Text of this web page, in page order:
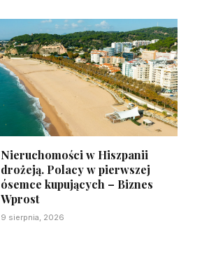
Nieruchomości w Hiszpanii
drożeją. Polacy w pierwszej
ósemce kupujących – Biznes
Wprost
9 sierpnia, 2026